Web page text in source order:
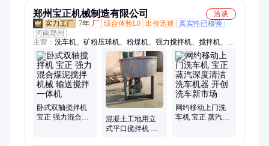
郑州宝正机械制造有限公司
洽谈
7年 厂 综合体验L0 出价迅速
真实性已核验
河南郑州
主营： 洗车机、矿粉压球机、粉煤机、强力搅拌机、搅拌机、轮
碾机、平口搅拌机、煤粉压球机、三轮洗车机、双轴搅拌机、卧
式搅拌机、木炭粉压球机、撕碎机、炒货机、碎机粉、塑料粉碎
机、高压洗车机、榨油机、破碎机、铁粉压球机、粉煤压球机、
兰碳粉压球机、污泥搅拌机、搅拌机厂家、压球机设备
卧式双轴搅拌机
宝正 强力混合煤
混凝土工地用立
式平口搅拌机 小
网约移动上门洗
车机 宝正 蒸汽深